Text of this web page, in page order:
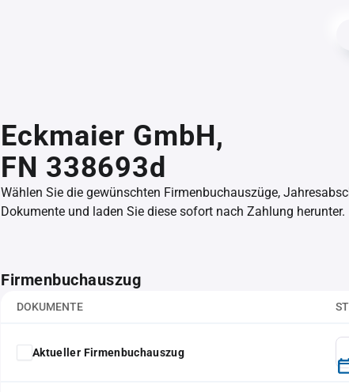
Eckmaier GmbH,
FN 338693d
Wählen Sie die gewünschten Firmenbuchauszüge,
Dokumente und laden Sie diese sofort nach Zahlung herunter.
Firmenbuchauszug
DOKUMENTE
Aktueller Firmenbuchauszug